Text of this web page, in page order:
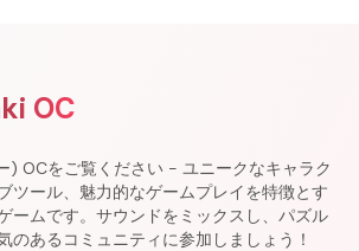
OC
) OCをご覧ください - ユニークなキャラク
ツール、魅力的なゲームプレイを特徴とす
ームです。サウンドをミックスし、パズル
のあるコミュニティに参加しましょう！